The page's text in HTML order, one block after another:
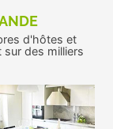
d'hôtes et
sur des milliers